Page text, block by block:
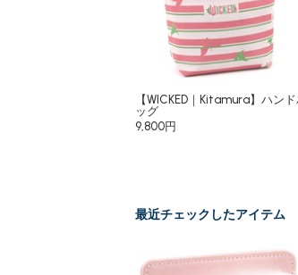
【WICKED｜Kitamura】ハン
ッグ
9,800円
最近チェックしたアイテム